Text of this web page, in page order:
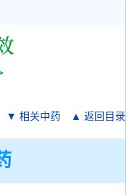
▼ 相关中药 ▲ 返回目录